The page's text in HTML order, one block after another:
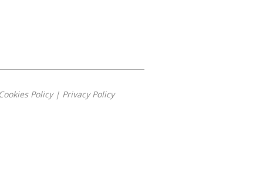
Cookies Policy| Privacy Policy